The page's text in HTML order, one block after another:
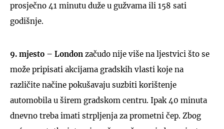
prosječno 41 minutu duže u gužvama ili 158 sati
godišnje.
9. mjesto – London začudo nije više na ljestvici što se
može pripisati akcijama gradskih vlasti koje na
različite načine pokušavaju suzbiti korištenje
automobila u širem gradskom centru. Ipak 40 minuta
dnevno treba imati strpljenja za prometni čep. Zbog